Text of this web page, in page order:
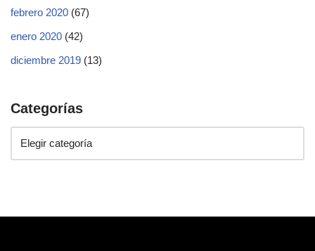
febrero 2020 (67)
enero 2020 (42)
diciembre 2019 (13)
Categorías